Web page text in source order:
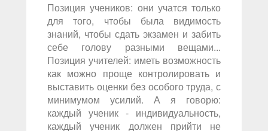
Позиция учеников: они учатся только
для того, чтобы была видимость
знаний, чтобы сдать экзамен и забить
себе голову разными вещами...
Позиция учителей: иметь возможность
как можно проще контролировать и
выставить оценки без особого труда, с
минимумом усилий. А я говорю:
каждый ученик - индивидуальность,
каждый ученик должен прийти не